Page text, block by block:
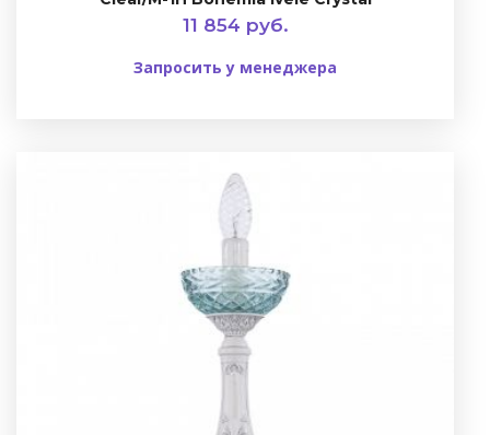
11 854 руб.
Запросить у менеджера